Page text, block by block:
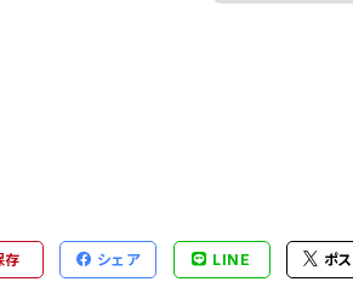
存 シェア LINE ポ